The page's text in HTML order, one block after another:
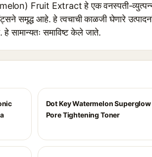
Fruit Extract हे एक वनस्पती-व्युत्पन्न
समृद्ध आहे. हे त्वचाची काळजी घेणारे
हे सामान्यतः समाविष्ट केले जाते.
Dot Key Watermelon Superglow
Pore Tightening Toner